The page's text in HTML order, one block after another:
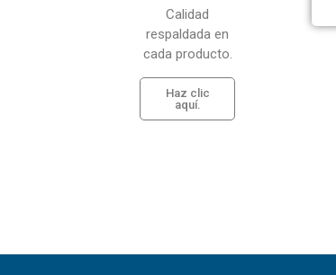
Calidad
respaldada en
cada producto.
Haz clic
aquí.